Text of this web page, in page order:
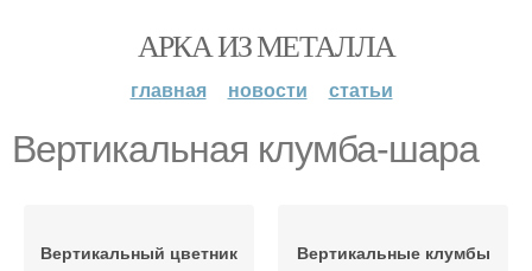
АРКА ИЗ МЕТАЛЛА
главная новости статьи
Вертикальная клумба-шара
Вертикальный цветник Вертикальные клумбы